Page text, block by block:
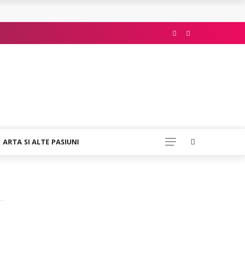
ARTA SI ALTE PASIUNI